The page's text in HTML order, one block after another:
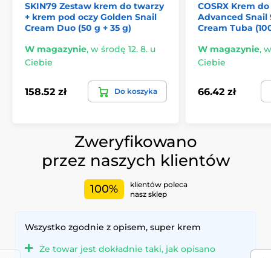
SKIN79 Zestaw krem do twarzy
+ krem pod oczy Golden Snail
Cream Duo (50 g + 35 g)
W magazynie, w środę 12. 8. u
Ciebie
158.52 zł Do koszyka
COSRX Krem
Advanced Snail
Cream Tuba
W magazynie,
Ciebie
66.42 zł
Zweryfikowano
przez naszych klientów
100%
klientów poleca
nasz sklep
Wszystko zgodnie z opisem, super krem
Że towar jest dokładnie taki, jak opisano